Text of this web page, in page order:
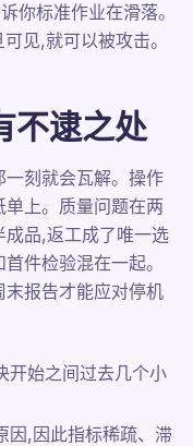
你标准作业在滑落。
见,就可以被攻击。
不逮之处
刻就会瓦解。操作
上。质量问题在两
品,返工成了唯一选
件检验混在一起。
报告才能应对停机
开始之间过去几个小
因,因此指标稀疏、滞